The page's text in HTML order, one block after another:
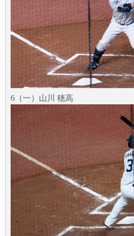
6（一）山川 穂高